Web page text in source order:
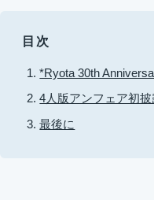
目次
*Ryota 30th
4人版アンフェア初
最後に